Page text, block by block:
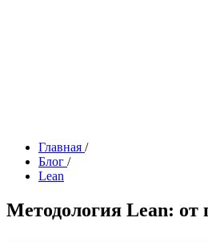
Главная /
Блог /
Lean
Методология Lean: